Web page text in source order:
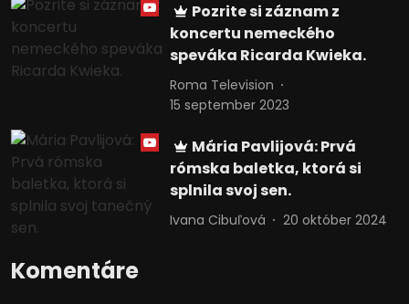
Pozrite si záznam z
koncertu nemeckého
speváka Ricarda Kwieka.
Roma Television
15 september 2023
Mária Pavlijová: Prvá
rómska baletka, ktorá si
splnila svoj sen.
Ivana Cibuľová 20 október 2024
Komentáre